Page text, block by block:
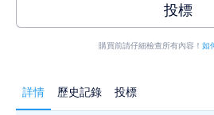
投標
購買前請仔細檢查所有內容！ 如
詳情 歷史記錄 投標